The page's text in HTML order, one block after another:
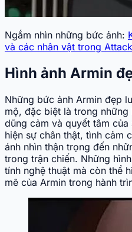
Ngắm nhìn những bức ảnh:
và các nhân vật trong
Hình ảnh Armin
Những bức ảnh Armin đẹp
mộ, đặc biệt là trong những
dũng cảm và quyết tâm
hiện sự chân thật, tình cảm
ánh nhìn thận trọng đến
trong trận chiến. Những
tính nghệ thuật mà còn thể
mẽ của Armin trong hành